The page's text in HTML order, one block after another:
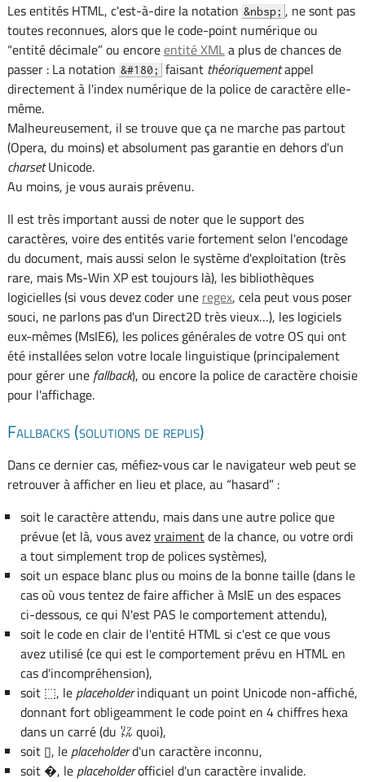
Les entités HTML, c'est-à-dire la notation &nbsp; , ne sont pas
toutes reconnues, alors que le code-point numérique ou
“entité décimale” ou encoreentité XMLa plus de chances de
passer : La notation &#180; faisant théoriquementappel
directement à l'index numérique de la police de caractère elle-
même.
Malheureusement, il se trouve que ça ne marche pas partout
(Opera, du moins) et absolument pas garantie en dehors d'un
charsetUnicode.
Au moins, je vous aurais prévenu.
Il est très important aussi de noter que le support des
caractères, voire des entités varie fortement selon l'encodage
du document, mais aussi selon le système d'exploitation (très
rare, mais Ms-Win XP est toujours là), les bibliothèques
logicielles (si vous devez coder une regex, cela peut vous poser
souci, ne parlons pas d'un Direct2D très vieux…), les logiciels
eux-mêmes (MsIE6), les polices générales de votre OS qui ont
été installées selon votre locale linguistique (principalement
pour gérer une fallback), ou encore la police de caractère choisie
pour l'affichage.
Fallbacks (solutions de replis)
Dans ce dernier cas, méfiez-vous car le navigateur web peut se
retrouver à afficher en lieu et place, au “hasard” :
soit le caractère attendu, mais dans une autre police que
prévue (et là, vous avezvraimentde la chance, ou votre ordi
a tout simplement trop de polices systèmes),
soit un espace blanc plus ou moins de la bonne taille (dans le
cas où vous tentez de faire afficher à MsIE un des espaces
ci-dessous, ce qui N'est PAS le comportement attendu),
soit le code en clair de l'entité HTML si c'est ce que vous
avez utilisé (ce qui est le comportement prévu en HTML en
cas d'incompréhension),
soit ⬚​, le placeholderindiquant un point Unicode non-affiché,
donnant fort obligeamment le code point en 4 chiffres hexa
dans un carré (du ㍑ quoi),
soit ▯, le placeholderd'un caractère inconnu​,
soit �, le placeholderofficiel d'un caractère invalide.